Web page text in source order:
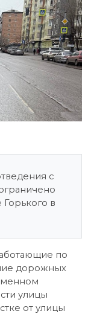
с
в
по
дорожных
улицы
от улицы